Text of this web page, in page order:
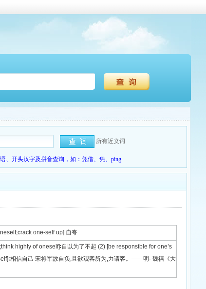
所有近义词
、开头汉字及拼音查询，如：凭借、凭、ping
one-self up] 自夸
highly of oneself]∶自以为了不起 (2) [be responsible for one’s
相信自己 宋将军故自负,且欲观客所为,力请客。——明· 魏禧《大